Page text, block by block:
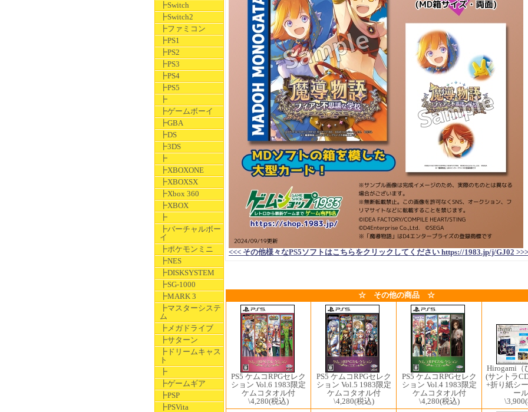
┣Switch
┣Switch2
┣ファミコン
┣PS1
┣PS2
┣PS3
┣PS4
┣PS5
┣
┣ゲームボーイ
┣GBA
┣DS
┣3DS
┣
┣XBOXONE
┣XBOXSX
┣Xbox 360
┣XBOX
┣
┣バーチャルボー
イ
┣ポケモンミニ
┣NES
┣DISKSYSTEM
┣SG-1000
┣MARK 3
┣マスターシステ
ム
┣メガドライブ
┣サターン
┣ドリームキャス
ト
┣
┣ゲームギア
┣PSP
┣PSVita
<<< その他様々なPS5ソフトはこちらをクリックしてください https://1983.jp/j/GJ02 >>>
☆ その他の商品 ☆
PS5 ケムコRPGセレク
ション Vol.6 1983限定
ケムコタオル付
\4,280(税込)
PS5 ケムコRPGセレク
ション Vol.5 1983限定
ケムコタオル付
\4,280(税込)
PS5 ケムコRPGセレク
ション Vol.4 1983限定
ケムコタオル付
\4,280(税込)
Hirogami（
(サントラ
+折り紙シ
ー
\3,900